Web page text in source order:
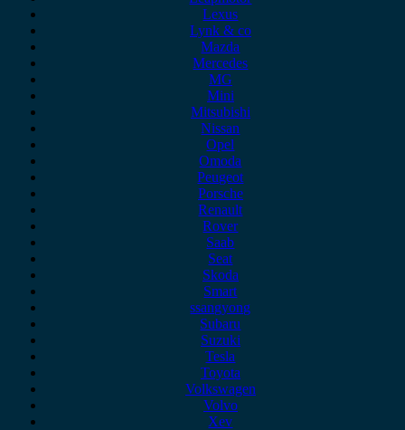
Lexus
Lynk & co
Mazda
Mercedes
MG
Mini
Mitsubishi
Nissan
Opel
Omoda
Peugeot
Porsche
Renault
Rover
Saab
Seat
Skoda
Smart
ssangyong
Subaru
Suzuki
Tesla
Toyota
Volkswagen
Volvo
Xev